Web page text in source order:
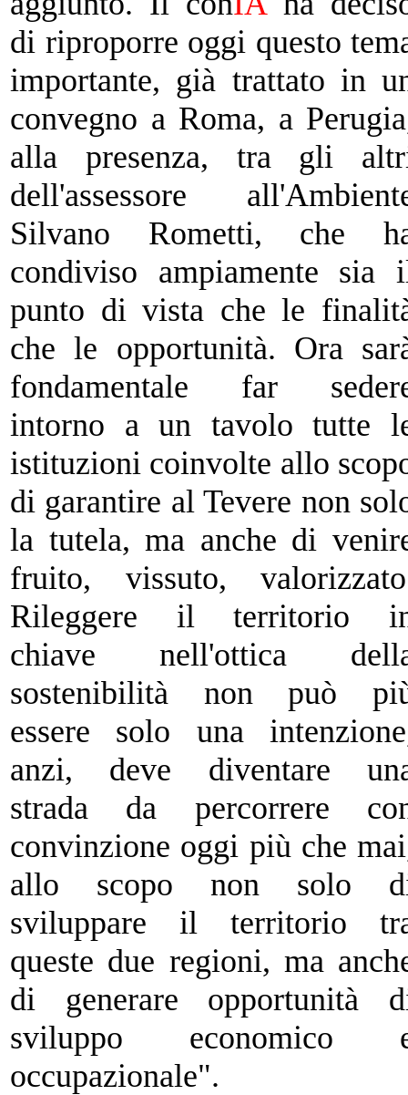
di riproporre oggi questo
importante, già trattato in
convegno a Roma, a
alla presenza, tra gli
dell'assessore
Silvano Rometti, che
condiviso ampiamente sia
punto divista che le
che le opportunità. Ora
fondamentale far
intorno a un tavolo tutte
istituzioni coinvolte allo
di garantire alTevere non
la tutela, ma anche di
fruito, vissuto,
Rileggere il territorio
chiave nell'ottica
sostenibilità non può
essere solo una
anzi, deve diventare
strada da percorrere
convinzione oggi più che
allo scopo non solo
sviluppare il territorio
queste due regioni, ma
di generare opportunità
sviluppo economico
occupazionale".